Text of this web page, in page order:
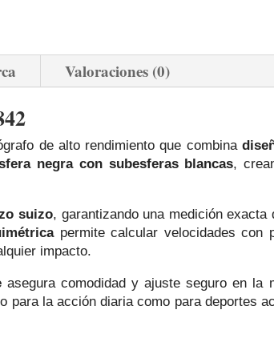
Valoraciones (0)
de alto rendimiento que combina
negra con subesferas blancas,
suizo, garantizando una medición
permite calcular velocidades con
impacto.
asegura comodidad y ajuste seguro en la
para la acción diaria como para deportes